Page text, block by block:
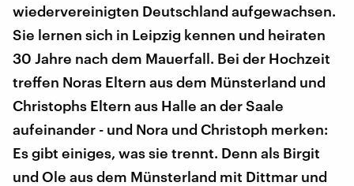
wiedervereinigten Deutschland aufgewachsen.
Sie lernen sich in Leipzig kennen und heiraten
30 Jahre nach dem Mauerfall. Bei der Hochzeit
treffen Noras Eltern aus dem Münsterland und
Christophs Eltern aus Halle an der Saale
aufeinander - und Nora und Christoph merken:
Es gibt einiges, was sie trennt. Denn als Birgit
und Ole aus dem Münsterland mit Dittmar und